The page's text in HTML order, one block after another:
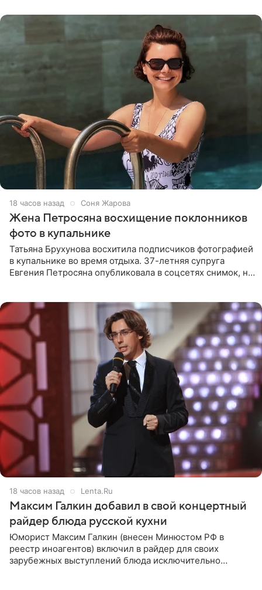
18 часов назад Соня Жарова
Жена Петросяна восхищение поклонников
фото в купальнике
Татьяна Брухунова восхитила подписчиков фотографией
в купальнике во время отдыха. 37-летняя супруга
Евгения Петросяна опубликовала в соцсетях снимок, на
18 часов назад Lenta.Ru
Максим Галкин добавил в свой концертный
райдер блюда русской кухни
Юморист Максим Галкин (внесен Минюстом РФ в
реестр иноагентов) включил в райдер для своих
зарубежных выступлений блюда исключительно